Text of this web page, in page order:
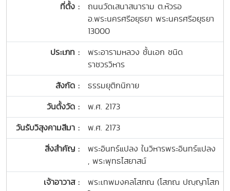
ที่ตั้ง :
ถนนวัดเสนาสนาราม ต.หัวรอ
อ.พระนครศรีอยุธยา พระนครศรีอยุธยา
13000
ประเภท :
พระอารามหลวง ชั้นเอก ชนิด
ราชวรวิหาร
สังกัด :
ธรรมยุติกนิกาย
วันตั้งวัด :
พ.ศ. 2173
วันรับวิสุงคามสีมา :
พ.ศ. 2173
สิ่งสำคัญ :
พระอินทร์แปลง ในวิหารพระอินทร์แปลง
, พระพุทธไสยาสน์
เจ้าอาวาส :
พระเทพมงคลโสภณ (โสภณ ปญฺญาโสภ